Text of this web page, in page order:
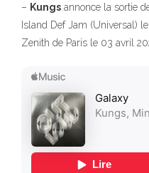
– Kungs annonce la sortie
Island Def Jam (Universal)
Zenith de Paris le 03 avril